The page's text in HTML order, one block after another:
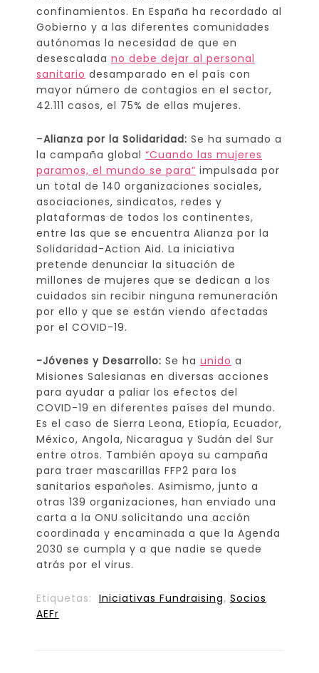
confinamientos. En España ha recordado al
Gobierno y a las diferentes comunidades
autónomas la necesidad de que en
desescalada no debe dejar al personal
sanitario desamparado en el país con
mayor número de contagios en el sector,
42.111 casos, el 75% de ellas mujeres.
–Alianza por la Solidaridad: Se ha sumado a
la campaña global “Cuando las mujeres
paramos, el mundo se para” impulsada por
un total de 140 organizaciones sociales,
asociaciones, sindicatos, redes y
plataformas de todos los continentes,
entre las que se encuentra Alianza por la
Solidaridad-Action Aid. La iniciativa
pretende denunciar la situación de
millones de mujeres que se dedican a los
cuidados sin recibir ninguna remuneración
por ello y que se están viendo afectadas
por el COVID-19.
-Jóvenes y Desarrollo: Se ha unido a
Misiones Salesianas en diversas acciones
para ayudar a paliar los efectos del
COVID-19 en diferentes países del mundo.
Es el caso de Sierra Leona, Etiopía, Ecuador,
México, Angola, Nicaragua y Sudán del Sur
entre otros. También apoya su campaña
para traer mascarillas FFP2 para los
sanitarios españoles. Asimismo, junto a
otras 139 organizaciones, han enviado una
carta a la ONU solicitando una acción
coordinada y encaminada a que la Agenda
2030 se cumpla y a que nadie se quede
atrás por el virus.
Etiquetas: Iniciativas Fundraising, Socios
AEFr